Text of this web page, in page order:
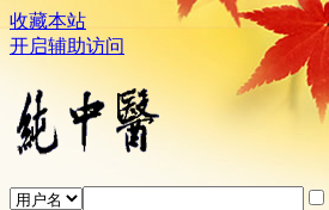
收藏本站
开启辅助访问